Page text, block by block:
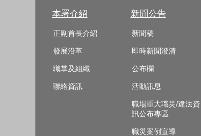
本署介紹
正副首長介紹
發展沿革
職掌及組織
聯絡資訊
新聞公告
新聞稿
即時新聞澄清
公布欄
活動訊息
職場重大職災/違法資
訊公布專區
職災案例宣導